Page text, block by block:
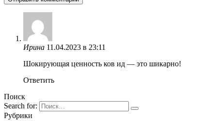
Ирина 11.04.2023 в 23:11
Шокирующая ценность ков ид — это шикарно!
Ответить
Поиск
Search for:
Рубрики